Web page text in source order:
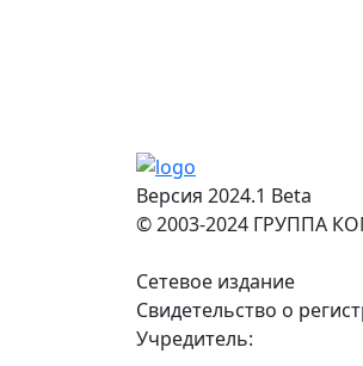
Версия 2024.1 Beta
© 2003-2024 ГРУППА
Сетевое издание
Свидетельство о
Учредитель: